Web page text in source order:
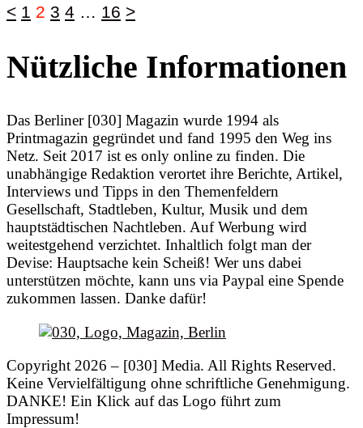
< 1 2 3 4 … 16 >
Nützliche Informationen
Das Berliner [030] Magazin wurde 1994 als
Printmagazin gegründet und fand 1995 den Weg ins
Netz. Seit 2017 ist es only online zu finden. Die
unabhängige Redaktion verortet ihre Berichte, Artikel,
Interviews und Tipps in den Themenfeldern
Gesellschaft, Stadtleben, Kultur, Musik und dem
hauptstädtischen Nachtleben. Auf Werbung wird
weitestgehend verzichtet. Inhaltlich folgt man der
Devise: Hauptsache kein Scheiß! Wer uns dabei
unterstützen möchte, kann uns via Paypal eine Spende
zukommen lassen. Danke dafür!
Copyright 2026 – [030] Media. All Rights Reserved.
Keine Vervielfältigung ohne schriftliche Genehmigung.
DANKE! Ein Klick auf das Logo führt zum
Impressum!